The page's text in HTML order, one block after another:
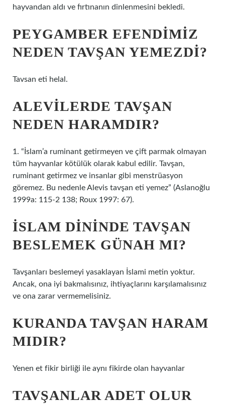
hayvandan aldı ve fırtınanın dinlenmesini bekledi.
PEYGAMBER EFENDIMIZ
NEDEN TAVŞAN YEMEZDI?
Tavsan eti helal.
ALEVILERDE TAVŞAN
NEDEN HARAMDIR?
1. “İslam’a ruminant getirmeyen ve çift parmak olmayan
tüm hayvanlar kötülük olarak kabul edilir. Tavşan,
ruminant getirmez ve insanlar gibi menstrüasyon
göremez. Bu nedenle Alevis tavşan eti yemez” (Aslanoğlu
1999a: 115-2 138; Roux 1997: 67).
İSLAM DININDE TAVŞAN
BESLEMEK GÜNAH MI?
Tavşanları beslemeyi yasaklayan İslami metin yoktur.
Ancak, ona iyi bakmalısınız, ihtiyaçlarını karşılamalısınız
ve ona zarar vermemelisiniz.
KURANDA TAVŞAN HARAM
MIDIR?
Yenen et fikir birliği ile aynı fikirde olan hayvanlar
TAVŞANLAR ADET OLUR